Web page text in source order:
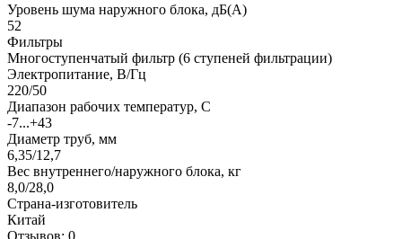
Уровень шума наружного блока, дБ(А)
52
Фильтры
Многоступенчатый фильтр (6 ступеней фильтрации)
Электропитание, В/Гц
220/50
Диапазон рабочих температур, С
-7...+43
Диаметр труб, мм
6,35/12,7
Вес внутреннего/наружного блока, кг
8,0/28,0
Страна-изготовитель
Китай